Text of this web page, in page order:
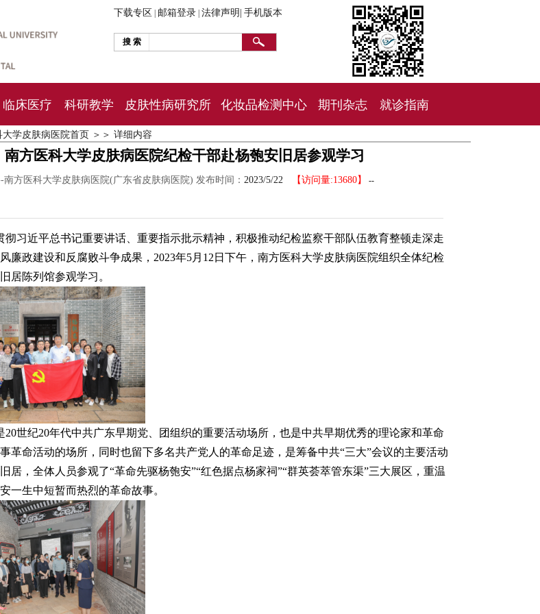
下载专区 邮箱登录 法律声明| 手机版本
搜 索
临床医疗 科研教学 皮肤性病研究所 化妆品检测中心 期刊杂志 就诊指南
学皮肤病医院首页 ＞＞ 详细内容
南方医科大学皮肤病医院纪检干部赴杨匏安旧居参观学习
南方医科大学皮肤病医院(广东省皮肤病医院) 发布时间：2023/5/22 【访问量:13680】 --
彻习近平总书记重要讲话、重要指示批示精神，积极推动纪检监察干部队伍教育整顿走深走
廉政建设和反腐败斗争成果，2023年5月12日下午，南方医科大学皮肤病医院组织全体纪检
居陈列馆参观学习。
20世纪20年代中共广东早期党、团组织的重要活动场所，也是中共早期优秀的理论家和革命
革命活动的场所，同时也留下多名共产党人的革命足迹，是筹备中共“三大”会议的主要活动
居，全体人员参观了“革命先驱杨匏安”“红色据点杨家祠”“群英荟萃管东渠”三大展区，重温
一生中短暂而热烈的革命故事。